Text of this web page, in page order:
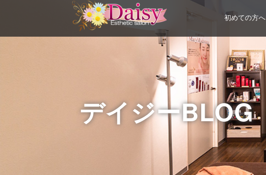
初めての方へ
デイジーBLOG